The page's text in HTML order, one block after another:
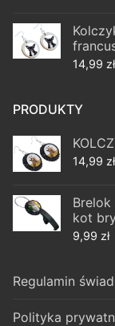
14,99 zł
PRODUKTY
14,99 zł
kot
9,99 zł
Regulamin
Polityka